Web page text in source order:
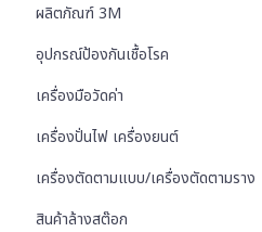
ผลิตภัณฑ์ 3M
อุปกรณ์ป้องกันเชื้อโรค
เครื่องมือวัดค่า
เครื่องปั่นไฟ เครื่องยนต์
เครื่องตัดตามแบบ/เครื่องตัดตามราง
สินค้าล้างสต๊อก